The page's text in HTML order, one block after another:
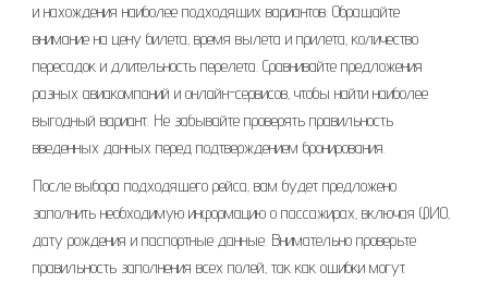
и нахождения наиболее подходящих вариантов. Обращайте
внимание на цену билета‚ время вылета и прилета‚ количество
пересадок и длительность перелета. Сравнивайте предложения
разных авиакомпаний и онлайн-сервисов‚ чтобы найти наиболее
выгодный вариант. Не забывайте проверять правильность
введенных данных перед подтверждением бронирования.
После выбора подходящего рейса‚ вам будет предложено
заполнить необходимую информацию о пассажирах‚ включая ФИО‚
дату рождения и паспортные данные. Внимательно проверьте
правильность заполнения всех полей‚ так как ошибки могут